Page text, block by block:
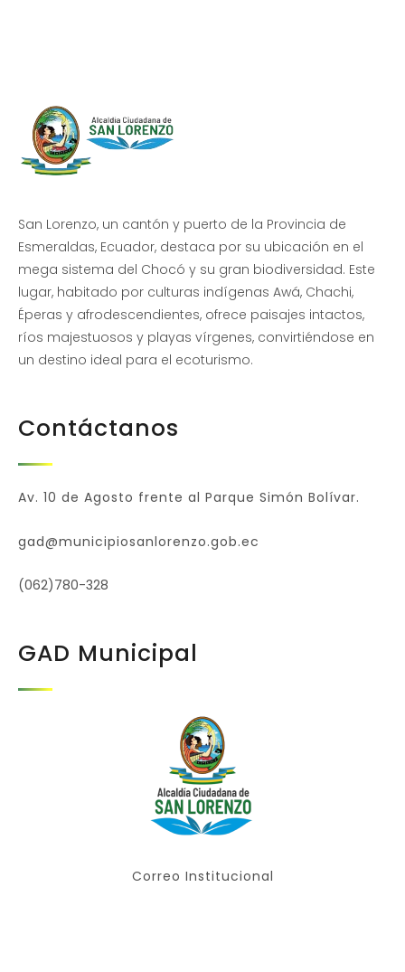
San Lorenzo, un cantón y puerto de la Provincia de
Esmeraldas, Ecuador, destaca por su ubicación en el
mega sistema del Chocó y su gran biodiversidad. Este
lugar, habitado por culturas indígenas Awá, Chachi,
Éperas y afrodescendientes, ofrece paisajes intactos,
ríos majestuosos y playas vírgenes, convirtiéndose en
un destino ideal para el ecoturismo.
Contáctanos
Av. 10 de Agosto frente al Parque Simón Bolívar.
gad@municipiosanlorenzo.gob.ec
(062)780-328
GAD Municipal
Correo Institucional